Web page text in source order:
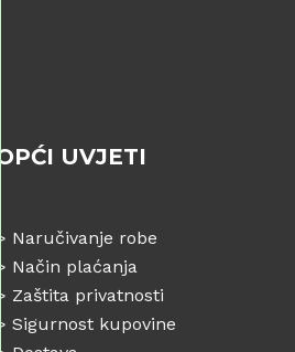
OPĆI UVJETI
> Naručivanje robe
> Način plaćanja
> Zaštita privatnosti
> Sigurnost kupovine